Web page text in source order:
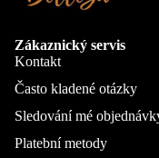
Zákaznický servis
Kontakt
Často kladené otázky
Sledování mé
Platební metody